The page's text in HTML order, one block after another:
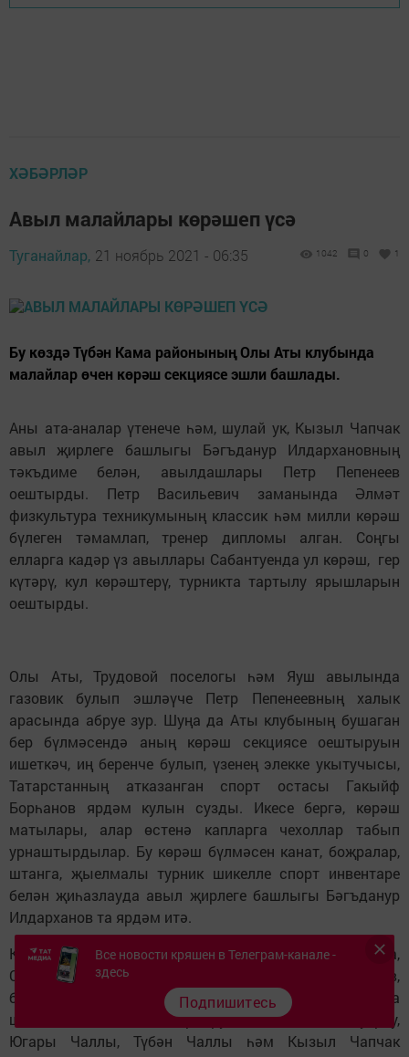
ХӘБӘРЛӘР
Авыл малайлары көрәшеп үсә
Туганайлар, 21 ноябрь 2021 - 06:35 1042 0 1
Бу көздә Түбән Кама районының Олы Аты клубында
малайлар өчен көрәш секциясе эшли башлады.
Аны ата-аналар үтенече һәм, шулай ук, Кызыл Чапчак
авыл җирлеге башлыгы Бәгъданур Илдархановның
тәкъдиме белән, авылдашлары Петр Пепенеев
оештырды. Петр Васильевич заманында Әлмәт
физкультура техникумының классик һәм милли көрәш
бүлеген тәмамлап, тренер дипломы алган. Соңгы
елларга кадәр үз авыллары Сабантуенда ул көрәш, гер
күтәрү, кул көрәштерү, турникта тартылу ярышларын
оештырды.
Олы Аты, Трудовой поселогы һәм Яуш авылында
газовик булып эшләүче Петр Пепенеевның халык
арасында абруе зур. Шуңа да Аты клубының бушаган
бер бүлмәсендә аның көрәш секциясе оештыруын
ишеткәч, иң беренче булып, үзенең элекке укытучысы,
Татарстанның атказанган спорт остасы Гакыйф
Борһанов ярдәм кулын сузды. Икесе бергә, көрәш
матылары, алар өстенә капларга чехоллар табып
урнаштырдылар. Бу көрәш бүлмәсен канат, боҗралар,
штанга, җыелмалы турник шикелле спорт инвентаре
белән җиһазлауда авыл җирлеге башлыгы Бәгъданур
Илдарханов та ярдәм итә.
Көрәш бүлмәсе тулысынча җиһазланмаган булса да,
Олы Атыдан Андрей Андюков, Богдан Сармаев,
бертуган Артем һәм Никита Замотаевлар инде анда
шөгыльләнә башладылар. Трудовой поселогы, Сухрау,
Югары Чаллы, Түбән Чаллы һәм Кызыл Чапчак
Все новости кряшен в Телеграм-канале -
здесь
Подпишитесь